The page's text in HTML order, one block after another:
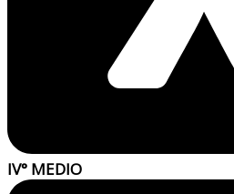
IV° MEDIO